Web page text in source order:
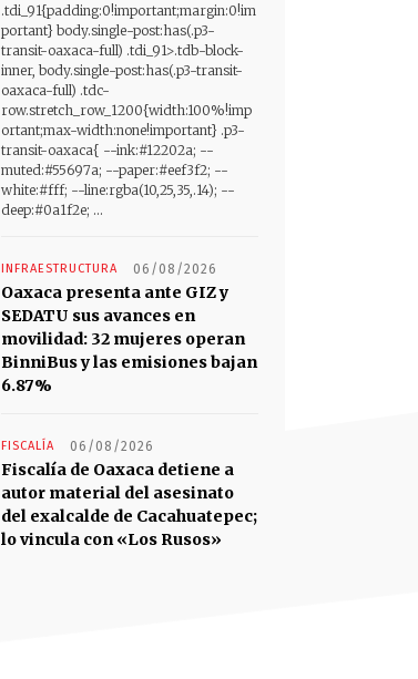
.tdi_91{padding:0!important;margin:0!im
portant} body.single-post:has(.p3-
transit-oaxaca-full) .tdi_91>.tdb-block-
inner, body.single-post:has(.p3-transit-
oaxaca-full) .tdc-
row.stretch_row_1200{width:100%!imp
ortant;max-width:none!important} .p3-
transit-oaxaca{ --ink:#12202a; --
muted:#55697a; --paper:#eef3f2; --
white:#fff; --line:rgba(10,25,35,.14); --
deep:#0a1f2e; ...
INFRAESTRUCTURA 06/08/2026
Oaxaca presenta ante GIZ y
SEDATU sus avances en
movilidad: 32 mujeres operan
BinniBus y las emisiones bajan
6.87%
FISCALÍA 06/08/2026
Fiscalía de Oaxaca detiene a
autor material del asesinato
del exalcalde de Cacahuatepec;
lo vincula con «Los Rusos»